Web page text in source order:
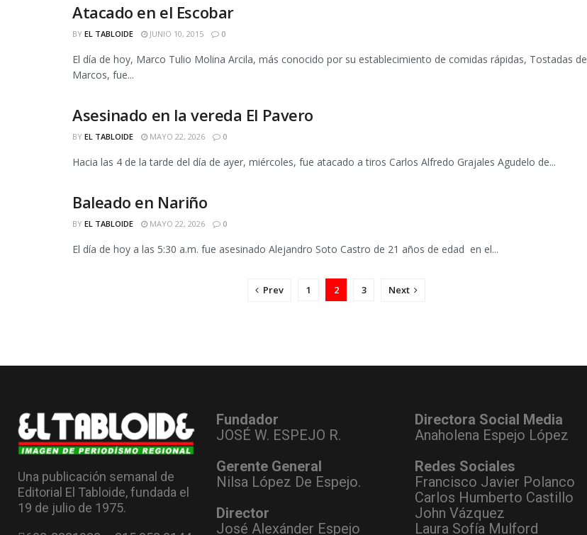
DIARIAS
Atacado en el Escobar
BY EL TABLOIDE JUNIO 10, 2015 0
El día de hoy, Marco Tulio Molina Arcila, más conocido por su establecimiento de comidas rápidas, Tostadas de
Marcos, fue...
DIARIAS
Asesinado en la vereda El Pavero
BY EL TABLOIDE MAYO 22, 2026 0
Hacia las 4 de la tarde del día de ayer, miércoles, fue atacado a tiros Carlos Alfredo Grajales Agudelo de...
DIARIAS
Baleado en Nariño
BY EL TABLOIDE MAYO 22, 2026 0
El día de hoy a las 5:30 a.m. fue asesinado Alejandro Soto Castro de 21 años de edad en el...
Prev 1 2 3 Next
Una publicación semanal de
Editorial El Tabloide, fundada el
19 de julio de 1975.
Fundador
JOSÉ W. ESPEJO R.
Gerente General
Nilsa López De Espejo.
Director
José Alexánder Espejo
Directora Social Media
Anaholena Espejo López
Redes Sociales
Francisco Javier Polanco
Carlos Humberto Castillo
John Vázquez
Laura Sofía Mulford